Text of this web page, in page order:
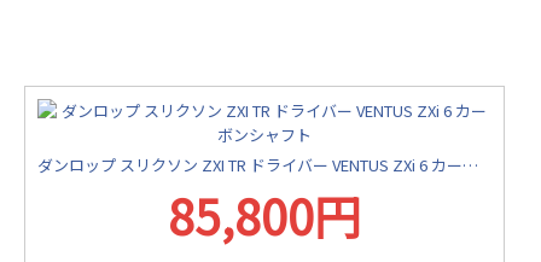
ダンロップ スリクソン ZXI TR ドライバー VENTUS ZXi 6 カーボンシャフト
85,800円